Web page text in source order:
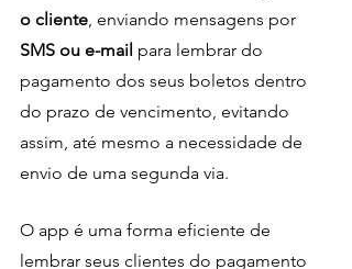
o cliente, enviando mensagens por
SMS ou e-mail para lembrar do
pagamento dos seus boletos dentro
do prazo de vencimento, evitando
assim, até mesmo a necessidade de
envio de uma segunda via.
O app é uma forma eficiente de
lembrar seus clientes do pagamento